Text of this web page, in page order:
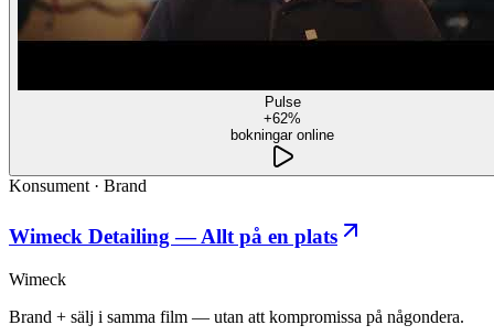
Pulse
+62%
bokningar online
Konsument · Brand
Wimeck Detailing — Allt på en plats
Wimeck
Brand + sälj i samma film — utan att kompromissa på någondera.